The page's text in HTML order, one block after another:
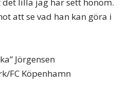
lilla jag har sett honom.
att se vad han kan göra i
Jörgensen
FC Köpenhamn